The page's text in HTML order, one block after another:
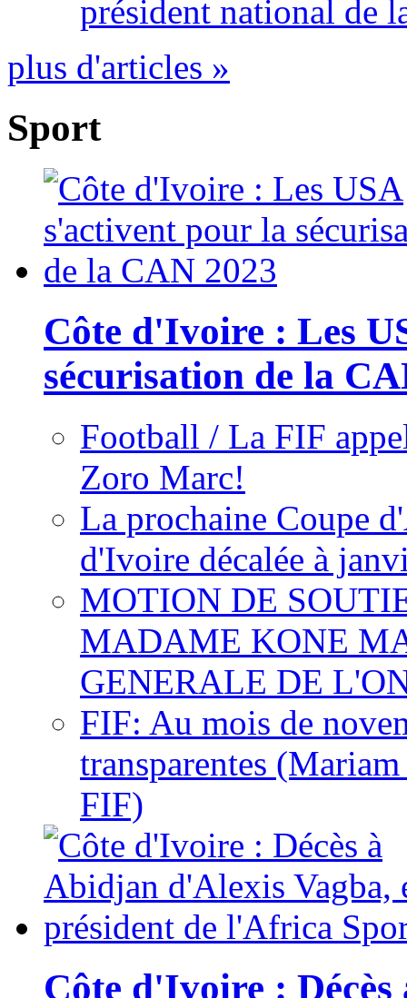
président national de
plus d'articles »
Sport
Côte d'Ivoire : Les
sécurisation de la
Football / La FIF
Zoro Marc!
La prochaine Coupe
d'Ivoire décalée à
MOTION DE
MADAME KONE
GENERALE DE
FIF: Au mois de
transparentes
FIF)
Côte d'Ivoire :